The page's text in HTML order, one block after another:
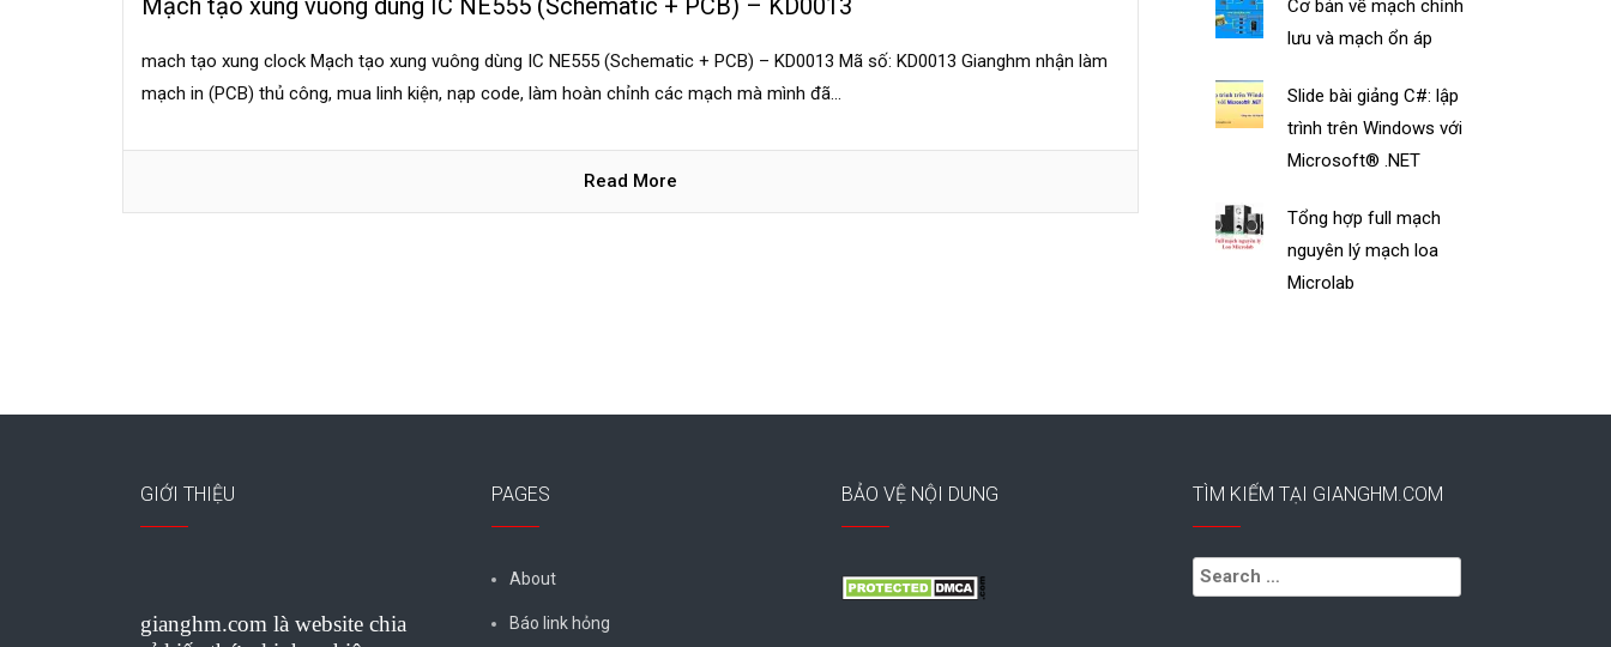
mach tạo xung clock Mạch tạo xung vuông dùng IC NE555 (Schematic + PCB) – KD0013 Mã số: KD0013 Gianghm nhận làm
mạch in (PCB) thủ công, mua linh kiện, nạp code, làm hoàn chỉnh các mạch mà mình đã...
Read More
Cơ bản về mạch chỉnh
lưu và mạch ổn áp
Slide bài giảng C#: lập
trình trên Windows với
Microsoft® .NET
Tổng hợp full mạch
nguyên lý mạch loa
Microlab
GIỚI THIỆU
gianghm.com là website chia
PAGES
About
Báo link hỏng
BẢO VỆ NỘI DUNG TÌM KIẾM TẠI GIANGHM.COM
Search
for: